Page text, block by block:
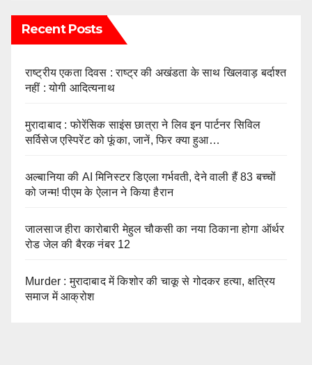
Recent Posts
राष्ट्रीय एकता दिवस : राष्ट्र की अखंडता के साथ खिलवाड़ बर्दाश्त
नहीं : योगी आदित्यनाथ
मुरादाबाद : फोरेंसिक साइंस छात्रा ने लिव इन पार्टनर सिविल
सर्विसेज एस्पिरेंट को फूंका, जानें, फिर क्या हुआ…
अल्बानिया की AI मिनिस्‍टर डिएला गर्भवती, देने वाली हैं 83 बच्चों
को जन्‍म! पीएम के ऐलान ने किया हैरान
जालसाज हीरा कारोबारी मेहुल चौकसी का नया ठिकाना होगा ऑर्थर
रोड जेल की बैरक नंबर 12
Murder : मुरादाबाद में किशोर की चाकू से गोदकर हत्या, क्षत्रिय
समाज में आक्रोश